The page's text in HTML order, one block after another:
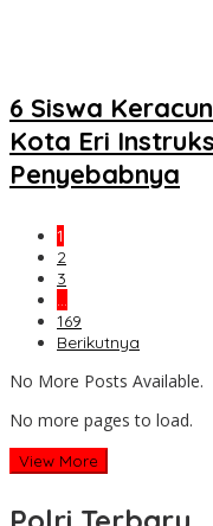
6 Siswa
Kota Eri
Penyebabnya
1
2
3
…
169
Berikutnya
No More Posts Available.
No more pages to load.
View More